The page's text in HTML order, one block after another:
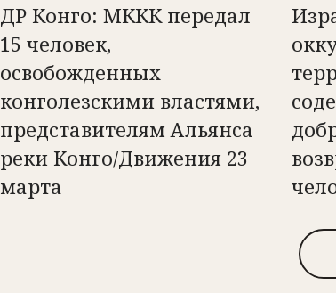
ДР Конго: МККК передал
15 человек,
освобожденных
конголезскими властями,
представителям Альянса
реки Конго/Движения 23
марта